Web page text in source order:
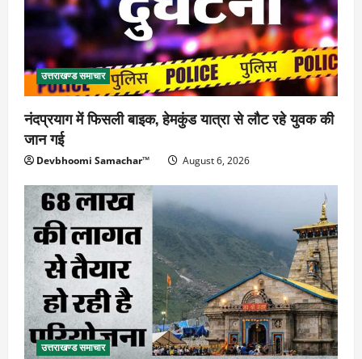
उत्तराखण्ड समाचार
नंदप्रयाग में फिसली बाइक, हेमकुंड यात्रा से लौट रहे युवक की
जान गई
Devbhoomi Samachar™ August 6, 2026
उत्तराखण्ड समाचार